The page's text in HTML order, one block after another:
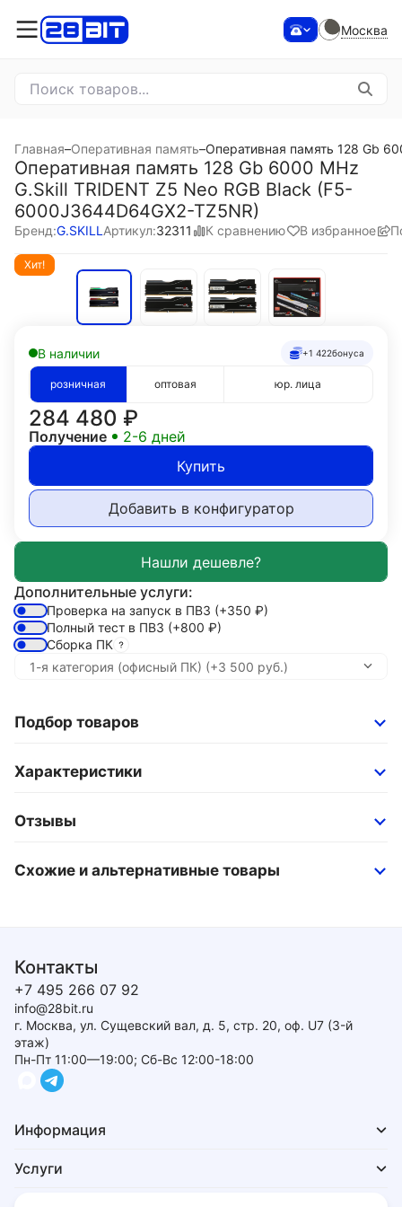
Москва
Главная–Оперативная память–Оперативная память 128 Gb
Оперативная память 128 Gb 6000 MHz
G.Skill TRIDENT Z5 Neo RGB Black (F5-
6000J3644D64GX2-TZ5NR)
Бренд:G.SKILL Артикул:32311 К сравнению В избранное
Хит!
В наличии +1 422бонуса
розничная оптовая юр. лица
284 480 ₽
Получение
2-6 дней
Купить
Добавить в конфигуратор
Дополнительные услуги:
Проверка на запуск в ПВЗ (+350 ₽)
Полный тест в ПВЗ (+800 ₽)
Сборка ПК
Подбор товаров
Характеристики
Отзывы
Схожие и альтернативные товары
Контакты
+7 495 266 07 92
info@28bit.ru
г. Москва, ул. Сущевский вал, д. 5, стр. 20, оф. U7 (3-й
этаж)
Пн-Пт 11:00—19:00; Сб-Вс 12:00-18:00
Информация
Услуги